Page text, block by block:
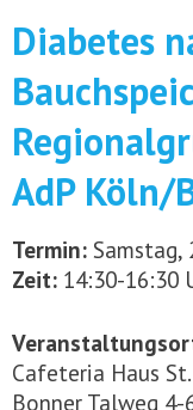
Diabetes
AdP Köln/
Termin: Samstag,
Zeit: 14:30-16:30
Cafeteria Haus
Bonner Talweg 4-